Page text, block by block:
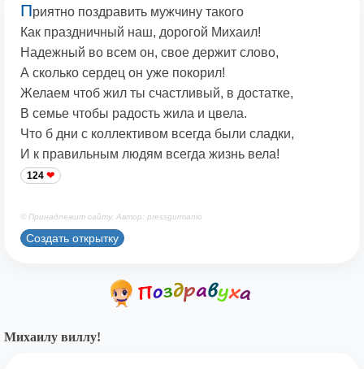
Приятно поздравить мужчину такого
Как праздничный наш, дорогой Михаил!
Надежный во всем он, свое держит слово,
А сколько сердец он уже покорил!
Желаем чтоб жил ты счастливый, в достатке,
В семье чтобы радость жила и цвела.
Что б дни с коллективом всегда были сладки,
И к правильным людям всегда жизнь вела!
124
© Принадлежит сайту. Автор: pressgurmanio
Создать открытку
Михаилу виллу!